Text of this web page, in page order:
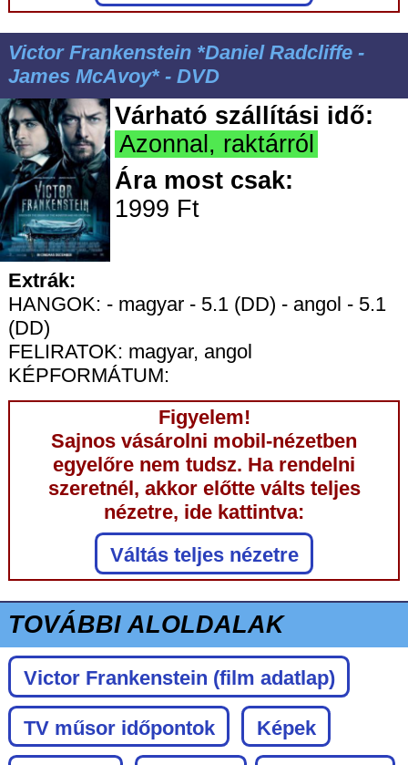
Victor Frankenstein *Daniel Radcliffe -
James McAvoy* - DVD
Várható szállítási idő:
Azonnal, raktárról
Ára most csak:
1999 Ft
Extrák:
HANGOK: - magyar - 5.1 (DD) - angol - 5.1
(DD)
FELIRATOK: magyar, angol
KÉPFORMÁTUM:
Figyelem!
Sajnos vásárolni mobil-nézetben
egyelőre nem tudsz. Ha rendelni
szeretnél, akkor előtte válts teljes
nézetre, ide kattintva:
Váltás teljes nézetre
TOVÁBBI ALOLDALAK
Victor Frankenstein (film adatlap)
TV műsor időpontok Képek